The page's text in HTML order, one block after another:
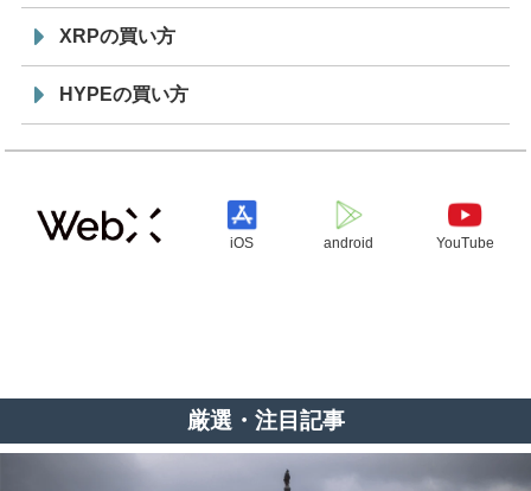
XRPの買い方
HYPEの買い方
iOS android YouTube
厳選・注目記事